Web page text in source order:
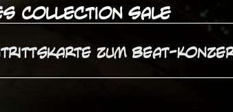
Collection Sale
zum Beat-